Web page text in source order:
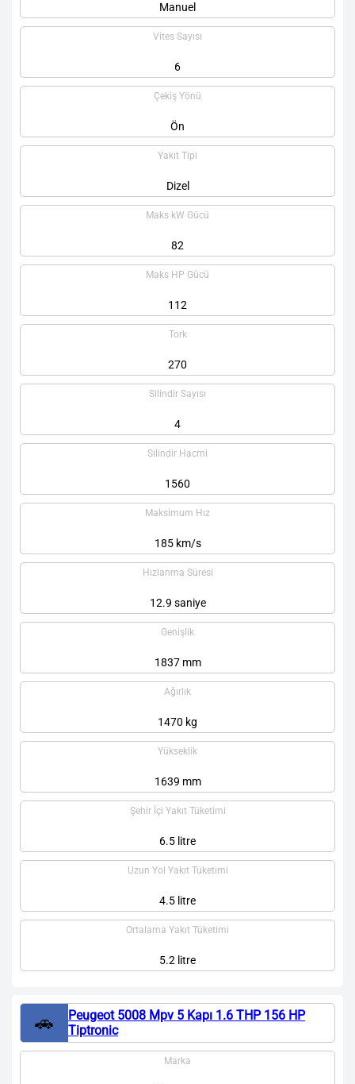
Manuel
Vites Sayısı
6
Çekiş Yönü
Ön
Yakıt Tipi
Dizel
Maks kW Gücü
82
Maks HP Gücü
112
Tork
270
Silindir Sayısı
4
Silindir Hacmi
1560
Maksimum Hız
185 km/s
Hızlanma Süresi
12.9 saniye
Genişlik
1837 mm
Ağırlık
1470 kg
Yükseklik
1639 mm
Şehir İçi Yakıt Tüketimi
6.5 litre
Uzun Yol Yakıt Tüketimi
4.5 litre
Ortalama Yakıt Tüketimi
5.2 litre
🚗
Peugeot 5008 Mpv 5 Kapı 1.6 THP 156 HP
Tiptronic
Marka